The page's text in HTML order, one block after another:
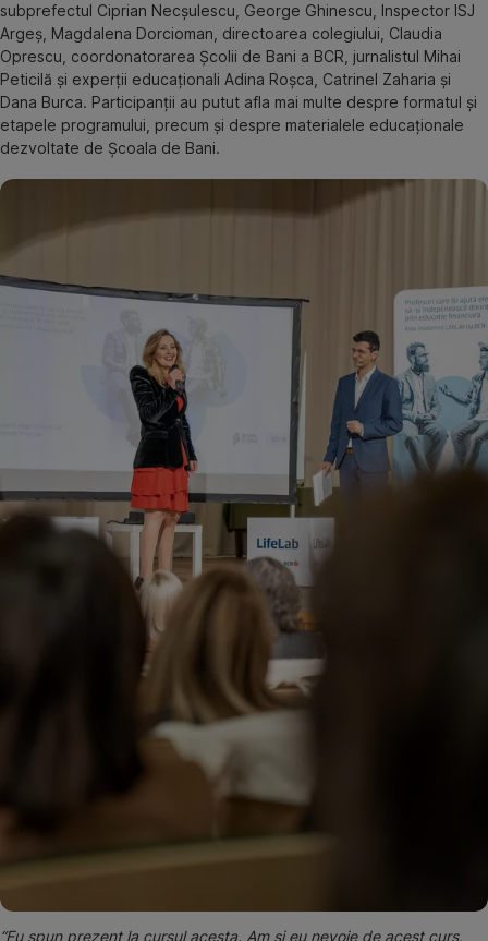
subprefectul Ciprian Necșulescu, George Ghinescu, Inspector ISJ
Argeș, Magdalena Dorcioman, directoarea colegiului, Claudia
Oprescu, coordonatorarea Școlii de Bani a BCR, jurnalistul Mihai
Peticilă și experții educaționali Adina Roșca, Catrinel Zaharia și
Dana Burca. Participanții au putut afla mai multe despre formatul și
etapele programului, precum și despre materialele educaționale
dezvoltate de Școala de Bani.
“Eu spun prezent la cursul acesta. Am și eu nevoie de acest curs,